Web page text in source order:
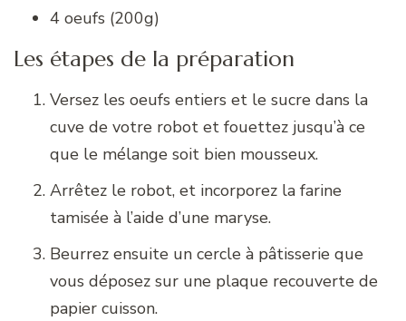
4 oeufs (200g)
Les étapes de la préparation
Versez les oeufs entiers et le sucre dans la
cuve de votre robot et fouettez jusqu’à ce
que le mélange soit bien mousseux.
Arrêtez le robot, et incorporez la farine
tamisée à l’aide d’une maryse.
Beurrez ensuite un cercle à pâtisserie que
vous déposez sur une plaque recouverte de
papier cuisson.